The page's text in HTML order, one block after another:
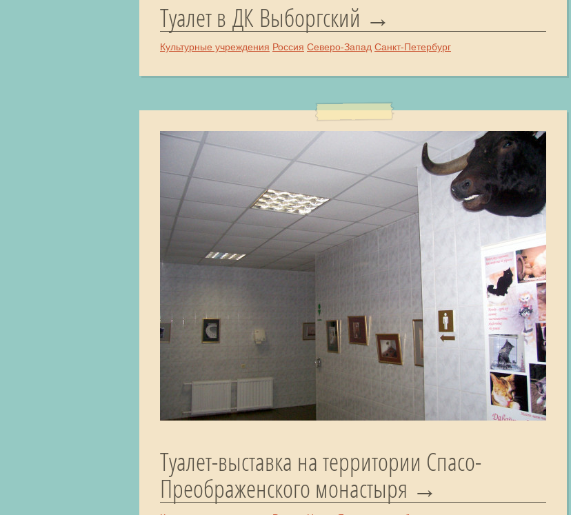
Туалет в ДК Выборгский
Культурные учреждения Россия Северо-Запад Санкт-Петербург
Туалет-выставка на территории Спасо-
Преображенского монастыря